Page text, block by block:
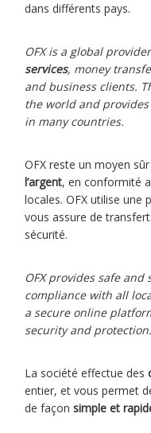
dans différents pays.
OFX is a global
services, money
and business clients.
the world and
in many countries.
OFX reste un moyen
l’argent, en conformité
locales. OFX utilise
vous assure de
sécurité.
OFX provides safe and
compliance with all
a secure online
security and protection.
La société effectue des
entier, et vous permet
de façonsimple et